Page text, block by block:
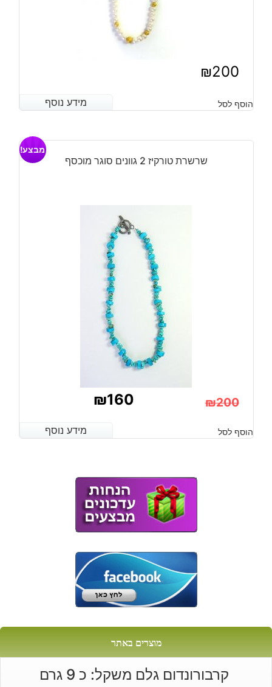
₪200
מידע נוסף הוסף לסל מידע נוסף
שרשרת טורקיז 2 גוונים סוגר מוכסף
מבצע!
₪200
המקורי
₪160
הנוכחי
מידע נוסף הוסף לסל מידע נוסף
מוצרים באתר
קרבורונדום גלם משקל: כ 9 גרם